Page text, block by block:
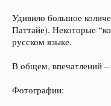
Удивило большое
Паттайе). Некоторые
русском языке.
В общем, впечатлений –
Фотографии: